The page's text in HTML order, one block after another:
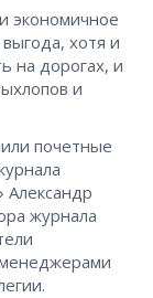
экономичное
хотя и
на дорогах, и
и
почетные
Александр
журнала